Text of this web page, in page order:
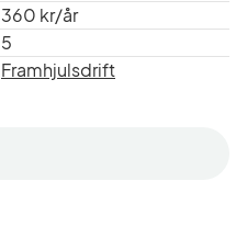
360 kr/år
5
Framhjulsdrift